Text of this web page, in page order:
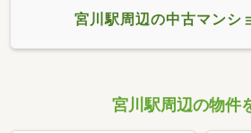
宮川駅周辺の中古マンシ
宮川駅周辺の物件